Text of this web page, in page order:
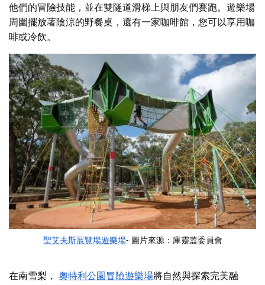
他們的冒險技能，並在雙隧道滑梯上與朋友們賽跑。遊樂場
周圍擺放著陰涼的野餐桌，還有一家咖啡館，您可以享用咖
啡或冷飲。
聖艾夫斯展覽場遊樂場- 圖片來源：庫靈蓋委員會
在南雪梨， 奧特利公園冒險遊樂場將自然與探索完美融